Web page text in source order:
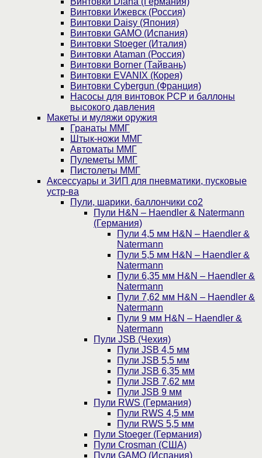
Винтовки Ижевск (Россия)
Винтовки Daisy (Япония)
Винтовки GAMO (Испания)
Винтовки Stoeger (Италия)
Винтовки Ataman (Россия)
Винтовки Borner (Тайвань)
Винтовки EVANIX (Корея)
Винтовки Cybergun (Франция)
Насосы для винтовок PCP и баллоны
высокого давления
Макеты и муляжи оружия
Гранаты ММГ
Штык-ножи ММГ
Автоматы ММГ
Пулеметы ММГ
Пистолеты ММГ
Аксессуары и ЗИП для пневматики, пусковые
устр-ва
Пули, шарики, баллончики со2
Пули H&N – Haendler & Natermann
(Германия)
Пули 4,5 мм H&N – Haendler &
Natermann
Пули 5,5 мм H&N – Haendler &
Natermann
Пули 6,35 мм H&N – Haendler &
Natermann
Пули 7,62 мм H&N – Haendler &
Natermann
Пули 9 мм H&N – Haendler &
Natermann
Пули JSB (Чехия)
Пули JSB 4,5 мм
Пули JSB 5,5 мм
Пули JSB 6,35 мм
Пули JSB 7,62 мм
Пули JSB 9 мм
Пули RWS (Германия)
Пули RWS 4,5 мм
Пули RWS 5,5 мм
Пули Stoeger (Германия)
Пули Crosman (США)
Пули GAMO (Испания)